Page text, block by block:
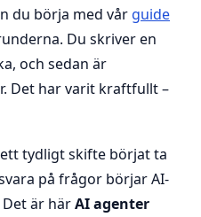
du börja med vår guide
Du skriver en
och sedan är
Det har varit kraftfullt –
tydligt skifte börjat ta
på frågor börjar AI-
Det är härAI agenter